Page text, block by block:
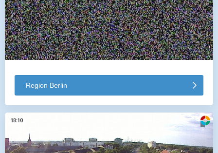
Region Berlin